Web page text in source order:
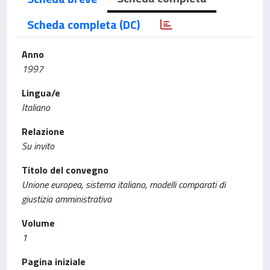
Scheda completa (DC)
Anno
1997
Lingua/e
Italiano
Relazione
Su invito
Titolo del convegno
Unione europea, sistema italiano, modelli comparati di
giustizia amministrativa
Volume
1
Pagina iniziale